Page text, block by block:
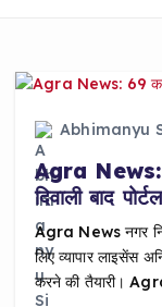
Abhimanyu
Agra News:
दिवाली बाद
Agra News नगर
लिए व्यापार लाइसेंस
करने की तैयारी।